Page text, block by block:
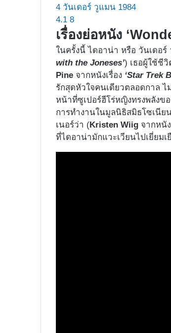
4 วันเดอร์ วูแมน 1984
4.1 8
เรื่องย่อหนัง
ในครั้งนี้ ไดอาน่า หรือ วันเดอร์
with the Joneses’) เธอผู้ใช้ชี
Pine จากหนังเรื่อง ‘Star Trek
รักสุดหัวใจคนเดียวตลอดกาล
หน้าที่ซูเปอร์ฮีโร่หญิงทรงพลังข
การทำงานในมูลนิธิสมิธโซเนีย
เนอร์ว่า (Kristen Wiig จากหนัง
ที่ไดอาน่ามักแวะเวียนไปเยี่ย